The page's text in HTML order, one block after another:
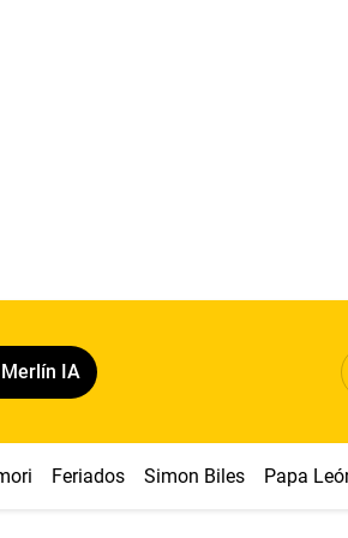
IA
Feriados Simon Biles Papa